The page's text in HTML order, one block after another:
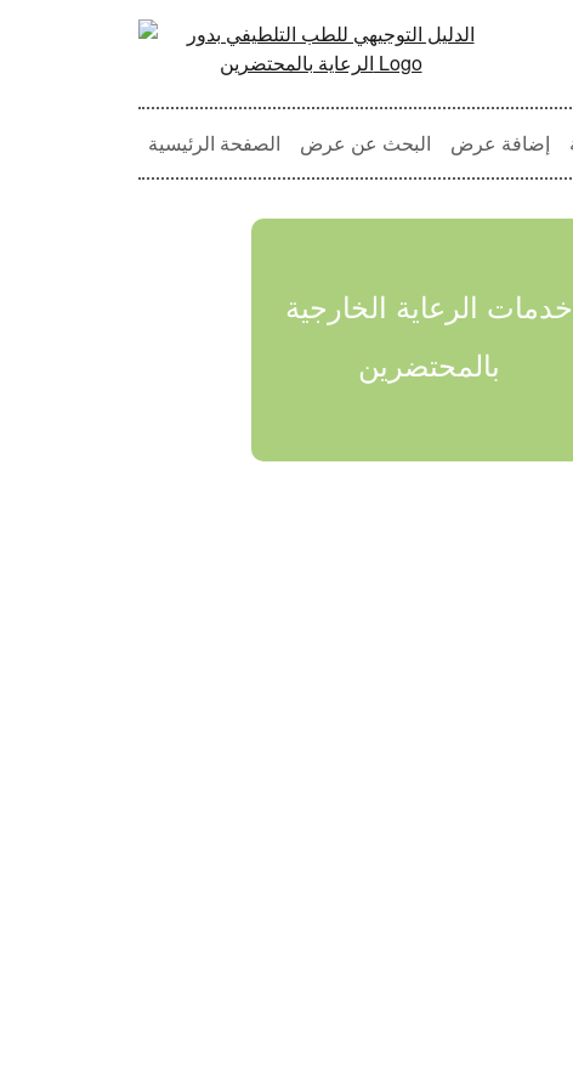
الصفحة الرئيسية البحث عن عرض إضافة عرض
خدمات الرعاية الخارجية
بالمحتضرين